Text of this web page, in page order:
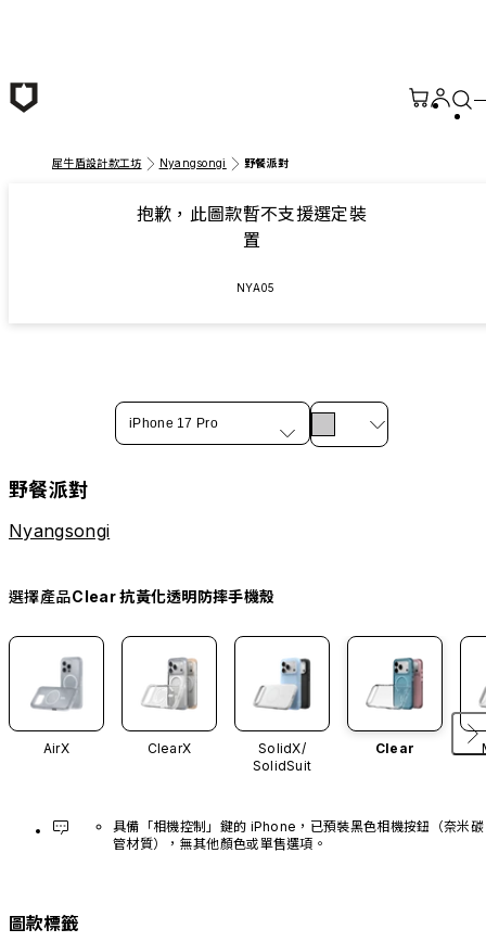
犀牛盾設計款工坊 Nyangsongi 野餐派對
抱歉，此圖款暫不支援選定裝
置
NYA05
iPhone 17 Pro
野餐派對
Nyangsongi
選擇產品Clear 抗黃化透明防摔手機殼
AirX ClearX
SolidX/
SolidSuit
Clear
具備「相機控制」鍵的 iPhone，已預裝黑色相機按鈕（奈米碳
管材質），無其他顏色或單售選項。
圖款標籤